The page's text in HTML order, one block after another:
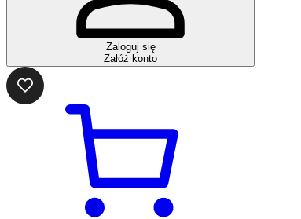
Zaloguj się
Załóż konto